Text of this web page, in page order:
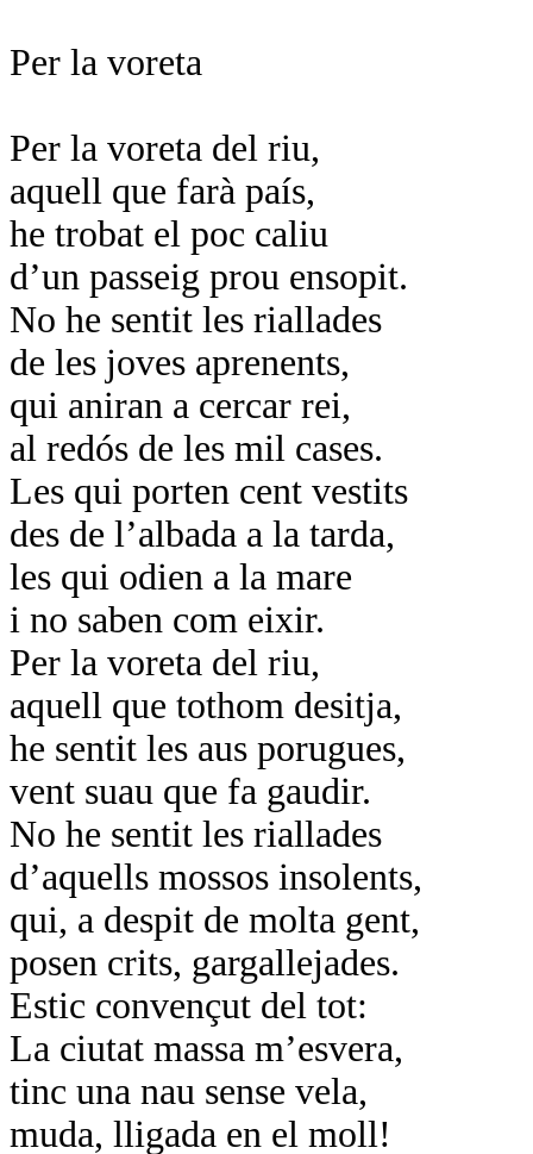
Per la voreta
Per la voreta del riu,
aquell que farà país,
he trobat el poc caliu
d’un passeig prou ensopit.
No he sentit les riallades
de les joves aprenents,
qui aniran a cercar rei,
al redós de les mil cases.
Les qui porten cent vestits
des de l’albada a la tarda,
les qui odien a la mare
i no saben com eixir.
Per la voreta del riu,
aquell que tothom desitja,
he sentit les aus porugues,
vent suau que fa gaudir.
No he sentit les riallades
d’aquells mossos insolents,
qui, a despit de molta gent,
posen crits, gargallejades.
Estic convençut del tot:
La ciutat massa m’esvera,
tinc una nau sense vela,
muda, lligada en el moll!